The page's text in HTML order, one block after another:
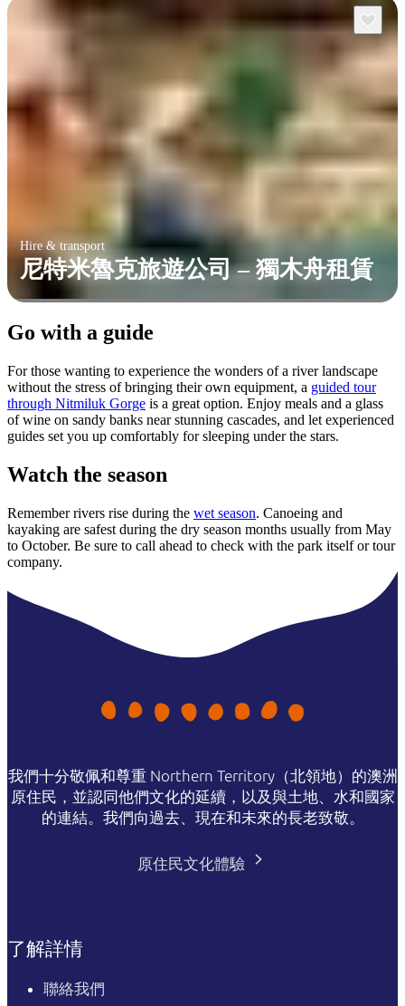
Hire & transport
尼特米魯克旅遊公司 – 獨木舟租賃
Go with a guide
For those wanting to experience the wonders of a river landscape
without the stress of bringing their own equipment, a guided tour
through Nitmiluk Gorge is a great option. Enjoy meals and a glass
of wine on sandy banks near stunning cascades, and let experienced
guides set you up comfortably for sleeping under the stars.
Watch the season
Remember rivers rise during the wet season. Canoeing and
kayaking are safest during the dry season months usually from May
to October. Be sure to call ahead to check with the park itself or tour
company.
我們十分敬佩和尊重 Northern Territory（北領地）的澳洲
原住民，並認同他們文化的延續，以及與土地、水和國家
的連結。我們向過去、現在和未來的長老致敬。
原住民文化體驗
了解詳情
聯絡我們